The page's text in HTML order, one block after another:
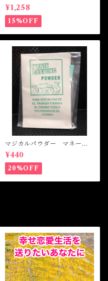
オイル・魔女オイル 7AFRI
CAN POWERS Magical Oil
¥1,258
15%OFF
マジカルパウダー マネード
ローイング Magical Powde
r MONEY DRAWING
¥440
20%OFF